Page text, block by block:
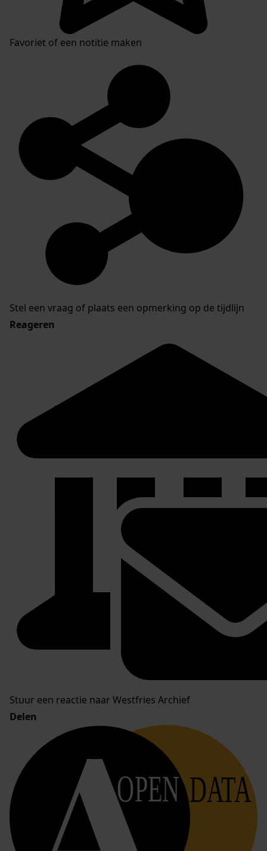
Favoriet of een notitie maken
Stel een vraag of plaats een opmerking op de tijdlijn
Reageren
Stuur een reactie naar Westfries Archief
Delen
OPEN DATA